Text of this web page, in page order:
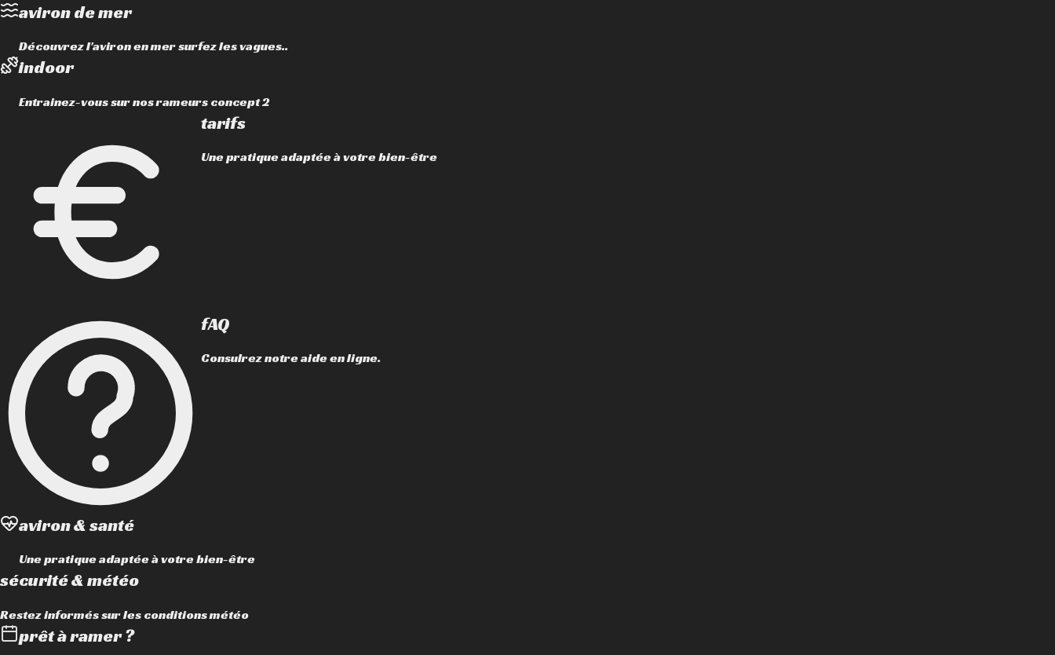
aviron de mer
Découvrez l'aviron en mer surfez les vagues..
indoor
Entrainez-vous sur nos rameurs concept 2
tarifs
Une pratique adaptée à votre bien-être
fAQ
Consulrez notre aide en ligne.
aviron & santé
Une pratique adaptée à votre bien-être
sécurité & météo
Restez informés sur les conditions météo
prêt à ramer ?